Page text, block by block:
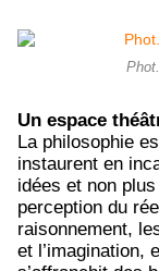
Un espace
La philosophie
instaurent en
idées et non
perception du
raisonnement,
et l’imagination,